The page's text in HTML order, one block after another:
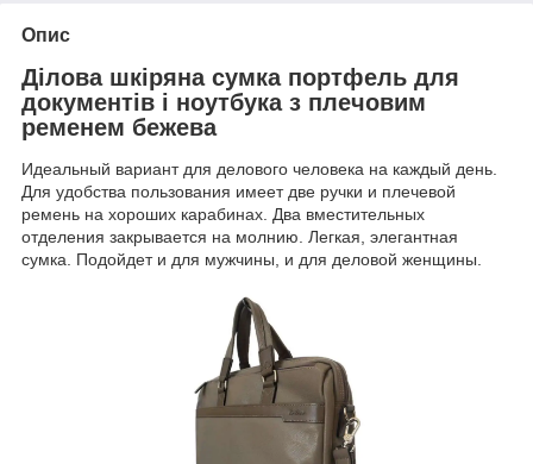
Опис
Ділова шкіряна сумка портфель для
документів і ноутбука з плечовим
ременем бежева
Идеальный вариант для делового человека на каждый день.
Для удобства пользования имеет две ручки и плечевой
ремень на хороших карабинах. Два вместительных
отделения закрывается на молнию. Легкая, элегантная
сумка. Подойдет и для мужчины, и для деловой женщины.